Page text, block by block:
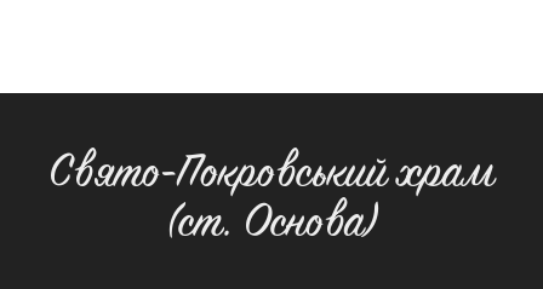
Свято-Покровський храм
(ст. Основа)